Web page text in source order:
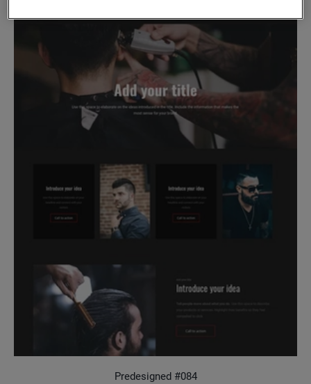
Predesigned #084